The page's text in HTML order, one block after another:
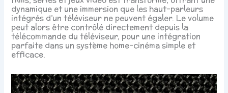
dynamique et une immersion que les haut-parleurs
intégrés d’un téléviseur ne peuvent égaler. Le volume
peut alors être contrôlé directement depuis la
télécommande du téléviseur, pour une intégration
parfaite dans un système home-cinéma simple et
efficace.